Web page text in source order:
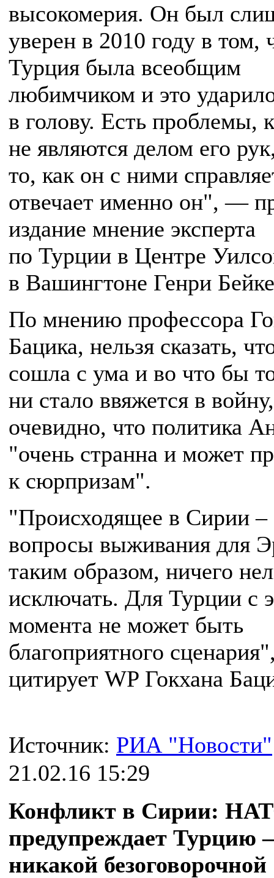
высокомерия. Он был
уверен в 2010 году в том,
Турция была всеобщим
любимчиком и это
в голову. Есть проблемы,
не являются делом его
то, как он с ними
отвечает именно он", —
издание мнение эксперта
по Турции в Центре
в Вашингтоне Генри
По мнению профессора
Бацика, нельзя сказать,
сошла с ума и во что бы
ни стало ввяжется в
очевидно, что политика
"очень странна и может
к сюрпризам".
"Происходящее в Сирии –
вопросы выживания для
таким образом, ничего
исключать. Для Турции с
момента не может быть
благоприятного
цитирует WP Гокхана
Источник: РИА "Новости"
21.02.16 15:29
Конфликт в Сирии:
предупреждает Турцию –
никакой безоговорочной